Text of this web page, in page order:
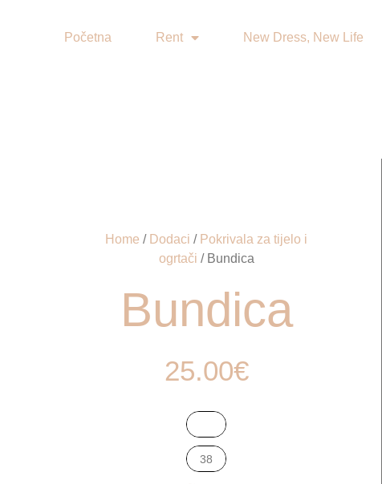
Početna Rent New Dress, New Life
Home / Dodaci / Pokrivala za tijelo i
ogrtači / Bundica
Bundica
25.00€
38